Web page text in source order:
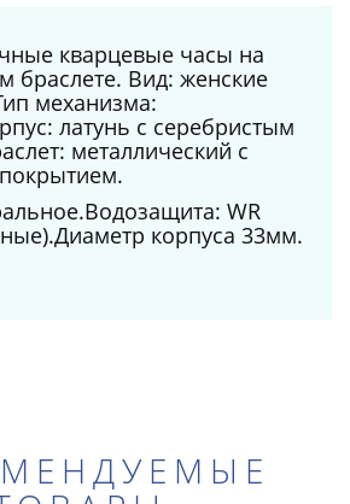
кварцевые часы на
браслете. Вид: женские
механизма:
латунь с серебристым
металлический с
WR
корпуса 33мм.